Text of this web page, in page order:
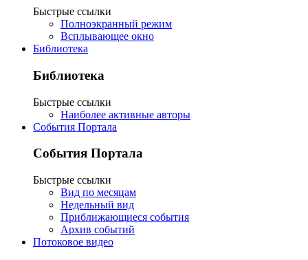
Быстрые ссылки
Полноэкранный режим
Всплывающее окно
Библиотека
Библиотека
Быстрые ссылки
Наиболее активные авторы
События Портала
События Портала
Быстрые ссылки
Вид по месяцам
Недельный вид
Приближающиеся события
Архив событий
Потоковое видео